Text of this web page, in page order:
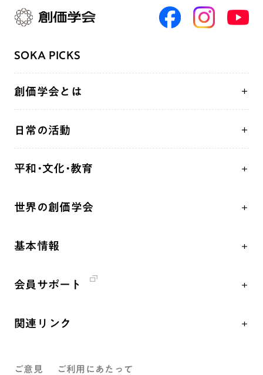
SOKA PICKS
創価学会とは
祈り
聖典
釈尊～法華経
創価学会の三代会長
第2代会長・戸田城聖先生
日常の活動
座談会
仏法を語る
年間の活動について
彼岸
平和・文化・教育
「人権文化」「ジェンダー平等」を促進
人道支援
展示活動
世界の創価学会
基本情報
創価学会 社会憲章
会員サポート
関連リンク
ご意見 ご利用にあたって